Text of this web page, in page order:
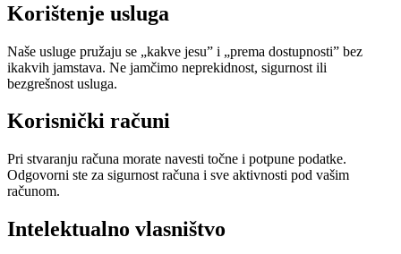
Korištenje usluga
Naše usluge pružaju se „kakve jesu” i „prema dostupnosti” bez
ikakvih jamstava. Ne jamčimo neprekidnost, sigurnost ili
bezgrešnost usluga.
Korisnički računi
Pri stvaranju računa morate navesti točne i potpune podatke.
Odgovorni ste za sigurnost računa i sve aktivnosti pod vašim
računom.
Intelektualno vlasništvo